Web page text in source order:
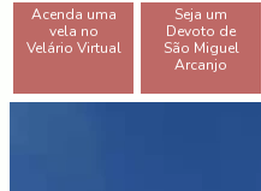
Acenda uma
vela no
Velário Virtual
Seja um
Devoto de
São Miguel
Arcanjo